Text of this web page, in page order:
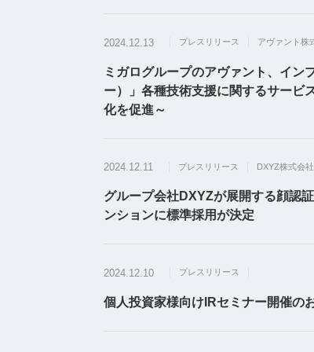
2024.12.13 プレスリリース アヴァント株
ミガログループのアヴァント、イン
ー）」各種技術支援に関するサービ
化を促進～
2024.12.11 プレスリリース DXYZ株式会社
グループ会社DXYZが展開する顔認
ンションに標準採用が決定
2024.12.10 プレスリリース
個人投資家様向けIRセミナー開催の